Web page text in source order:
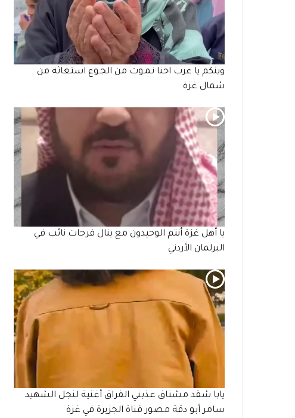
وينكم يا عرب احنا نـمـوت من الجـوع استغاثة من
شمال غزة
يا أهل غزة أنتم الوحيدون مع ينال فرحات نائب في
البرلمان الأردني
يابا شقد مشتاق عذبني الفراق أغنية لنجل الشهيد
سامر أبو دقة مصور قناة الجزيرة في غزة